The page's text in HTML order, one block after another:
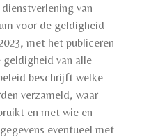
van
voor de geldigheid
met het publiceren
geldigheid van alle
beschrijft welke
verzameld, waar
en met wie en
eventueel met